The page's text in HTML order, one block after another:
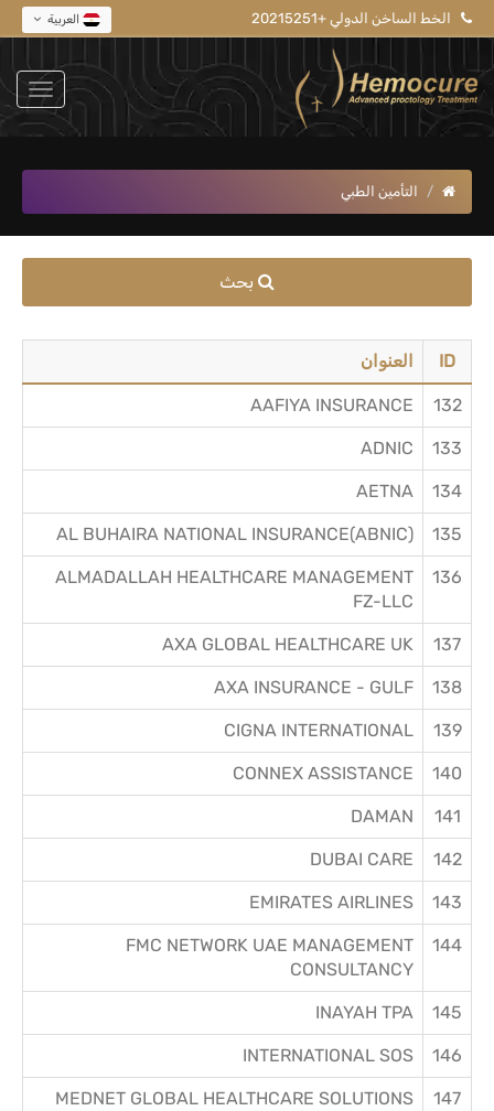
الخط الساخن الدولي +20215251
التأمين الطبي
بحث
ID العنوان
132
AAFIYA INSURANCE
133
ADNIC
134
AETNA
135
AL BUHAIRA NATIONAL INSURANCE(ABNIC)
136
ALMADALLAH HEALTHCARE MANAGEMENT
FZ-LLC
137
AXA GLOBAL HEALTHCARE UK
138
AXA INSURANCE - GULF
139
CIGNA INTERNATIONAL
140
CONNEX ASSISTANCE
141
DAMAN
142
DUBAI CARE
143
EMIRATES AIRLINES
144
FMC NETWORK UAE MANAGEMENT
CONSULTANCY
145
INAYAH TPA
146
INTERNATIONAL SOS
147
MEDNET GLOBAL HEALTHCARE SOLUTIONS